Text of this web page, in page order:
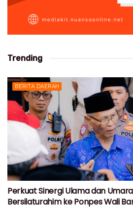
Trending
BERITA DAERAH
Perkuat Sinergi Ulama dan
Bersilaturahim ke Ponpes Wali